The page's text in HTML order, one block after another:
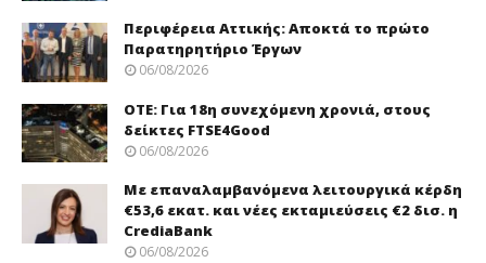
Περιφέρεια Αττικής: Αποκτά το πρώτο
Παρατηρητήριο Έργων
06/08/2026
ΟΤΕ: Για 18η συνεχόμενη χρονιά, στους
δείκτες FTSE4Good
06/08/2026
Με επαναλαμβανόμενα λειτουργικά κέρδη
€53,6 εκατ. και νέες εκταμιεύσεις €2 δισ. η
CrediaBank
06/08/2026